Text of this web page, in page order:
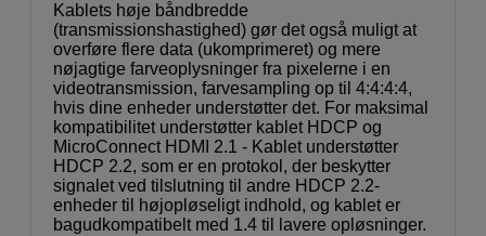
Kablets høje båndbredde
(transmissionshastighed) gør det også muligt at
overføre flere data (ukomprimeret) og mere
nøjagtige farveoplysninger fra pixelerne i en
videotransmission, farvesampling op til 4:4:4:4,
hvis dine enheder understøtter det. For maksimal
kompatibilitet understøtter kablet HDCP og
MicroConnect HDMI 2.1 - Kablet understøtter
HDCP 2.2, som er en protokol, der beskytter
signalet ved tilslutning til andre HDCP 2.2-
enheder til højopløseligt indhold, og kablet er
bagudkompatibelt med 1.4 til lavere opløsninger.